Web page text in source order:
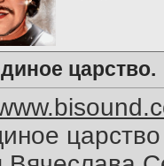
царство.
царство